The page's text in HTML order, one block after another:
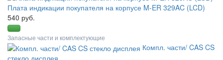
Плата индикации покупателя на корпусе M-ER 329AC (LCD)
540 руб.
Запасные части и комплектующие
Компл. части/ CAS CS